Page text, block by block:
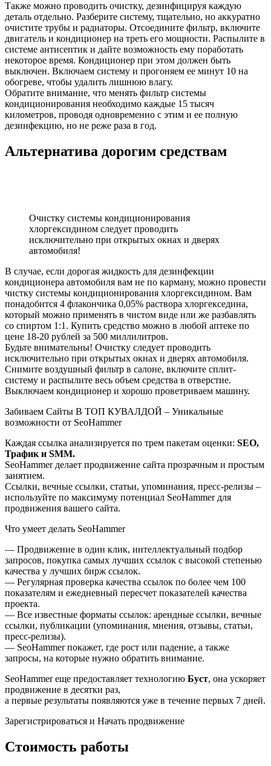
Также можно проводить очистку, дезинфицируя каждую
деталь отдельно. Разберите систему, тщательно, но аккуратно
очистите трубы и радиаторы. Отсоедините фильтр, включите
двигатель и кондиционер на треть его мощности. Распылите в
системе антисептик и дайте возможность ему поработать
некоторое время. Кондиционер при этом должен быть
выключен. Включаем систему и прогоняем ее минут 10 на
обогреве, чтобы удалить лишнюю влагу.
Обратите внимание, что менять фильтр системы
кондиционирования необходимо каждые 15 тысяч
километров, проводя одновременно с этим и ее полную
дезинфекцию, но не реже раза в год.
Альтернатива дорогим средствам
Очистку системы кондиционирования
хлоргексидином следует проводить
исключительно при открытых окнах и дверях
автомобиля!
В случае, если дорогая жидкость для дезинфекции
кондиционера автомобиля вам не по карману, можно провести
чистку системы кондиционирования хлоргексидином. Вам
понадобится 4 флакончика 0,05% раствора хлоргекседина,
который можно применять в чистом виде или же разбавлять
со спиртом 1:1. Купить средство можно в любой аптеке по
цене 18-20 рублей за 500 миллилитров.
Будьте внимательны! Очистку следует проводить
исключительно при открытых окнах и дверях автомобиля.
Снимите воздушный фильтр в салоне, включите сплит-
систему и распылите весь объем средства в отверстие.
Выключаем кондиционер и хорошо проветриваем машину.
Забиваем Сайты В ТОП КУВАЛДОЙ – Уникальные
возможности от SeoHammer
Каждая ссылка анализируется по трем пакетам оценки: SEO,
Трафик и SMM.
SeoHammer делает продвижение сайта прозрачным и простым
занятием.
Ссылки, вечные ссылки, статьи, упоминания, пресс-релизы –
используйте по максимуму потенциал SeoHammer для
продвижения вашего сайта.
Что умеет делать SeoHammer
— Продвижение в один клик, интеллектуальный подбор
запросов, покупка самых лучших ссылок с высокой степенью
качества у лучших бирж ссылок.
— Регулярная проверка качества ссылок по более чем 100
показателям и ежедневный пересчет показателей качества
проекта.
— Все известные форматы ссылок: арендные ссылки, вечные
ссылки, публикации (упоминания, мнения, отзывы, статьи,
пресс-релизы).
— SeoHammer покажет, где рост или падение, а также
запросы, на которые нужно обратить внимание.
SeoHammer еще предоставляет технологию Буст, она ускоряет
продвижение в десятки раз,
а первые результаты появляются уже в течение первых 7 дней.
Зарегистрироваться и Начать продвижение
Стоимость работы